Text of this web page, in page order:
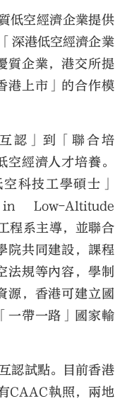
低空經濟企業提供
深港低空經濟企業
質企業，港交所提
港上市」的合作模
認」到「聯合培
經濟人才培養。
科技工學碩士」
Low-Altitude
程系主導，並聯合
院共同建設，課程
法規等內容，學制
源，香港可建立國
一帶一路」國家輸
認試點。目前香港
CAAC執照，兩地